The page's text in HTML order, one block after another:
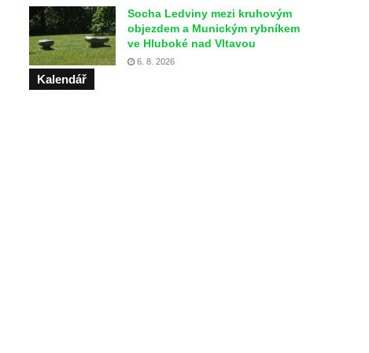
Socha Ledviny mezi kruhovým
objezdem a Munickým rybníkem
ve Hluboké nad Vltavou
6. 8. 2026
Kalendář